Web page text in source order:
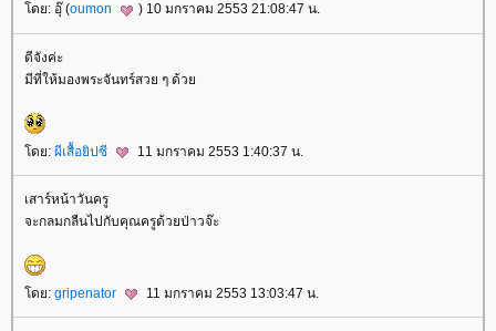
ดย: อุ๊ (oumon ) 10 มกราคม 2553 21:08:47 น.
ดีจังค่ะ
มีที่ให้มองพระจันทร์สวย ๆ ด้ว
ดย: ผีเสื้อยิปซี 11 มกราคม 2553 1:40:37 น.
เสาร์หน้าวันครู
จะกลมกลืนไปกับคุณครูด้วยป่าวจ๊ะ
ดย: gripenator 11 มกราคม 2553 13:03:47 น.